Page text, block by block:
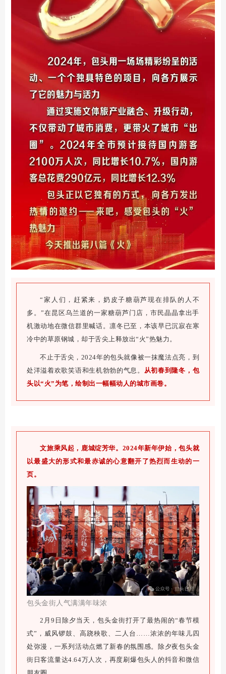
“家人们，赶紧来，奶皮子糖葫芦现在排队的人不
多。”在昆区乌兰道的一家糖葫芦门店，市民晶晶拿出手
机激动地在微信群里喊话。凛冬已至，本该早已沉寂在寒
冷中的草原钢城，却于舌尖上释放出“火”热魅力。
不止于舌尖，2024年的包头就像被一抹魔法点亮，到
处洋溢着欢歌笑语和生机勃勃的气息。 从初春到隆冬，包
头以“火”为笔，绘制出一幅幅动人的城市画卷。
文旅乘风起，鹿城绽芳华。2024年新年伊始，包头就
以最盛大的形式和最赤诚的心意翻开了热烈而生动的一
页。
包头金街人气满满年味浓
2月9日除夕当天，包头金街打开了最热闹的“春节模
式”，威风锣鼓、高跷秧歌、二人台……浓浓的年味儿四
处弥漫，一系列活动点燃了新春的氛围感。除夕夜包头金
街日客流量达4.64万人次，再度刷爆包头人的抖音和微信